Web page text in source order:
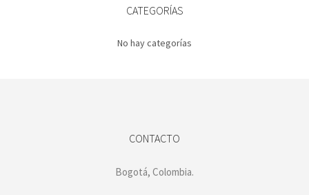
CATEGORÍAS
No hay categorías
CONTACTO
Bogotá, Colombia.